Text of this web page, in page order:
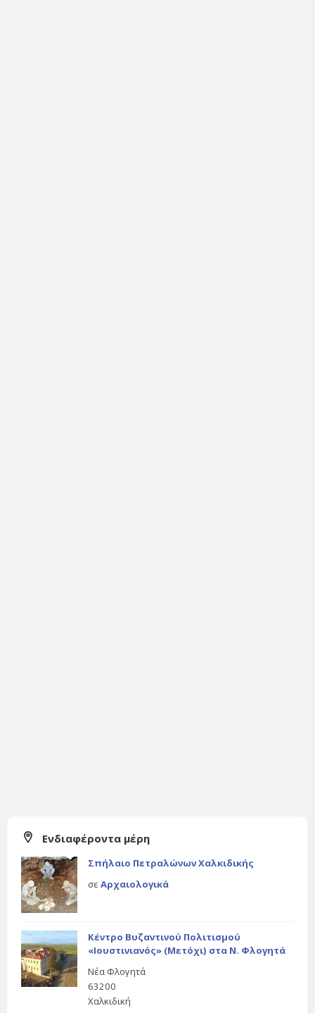
Ενδιαφέροντα μέρη
Σπήλαιο Πετραλώνων Χαλκιδικής
σε Αρχαιολογικά
Κέντρο Βυζαντινού Πολιτισμού
«Ιουστινιανός» (Μετόχι) στα Ν. Φλογητά
Νέα Φλογητά
63200
Χαλκιδική